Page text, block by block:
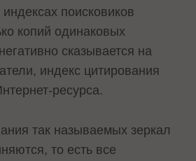
поисковиков
копий одинаковых
сказывается на
индекс цитирования
ресурса.
так называемых зеркал
то есть все